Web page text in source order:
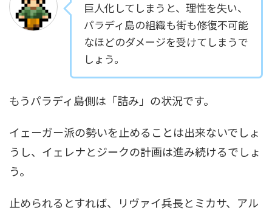
巨人化してしまうと、理性を失い、
パラディ島の組織も街も修復不可能
なほどのダメージを受けてしまうで
しょう。
もうパラディ島側は「詰み」の状況です。
イェーガー派の勢いを止めることは出来ないでしょ
うし、イェレナとジークの計画は進み続けるでしょ
う。
止められるとすれば、リヴァイ兵長とミカサ、アル